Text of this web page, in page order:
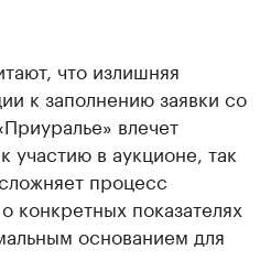
что излишняя
к заполнению заявки со
влечет
участию в аукционе, так
процесс
конкретных показателях
основанием для